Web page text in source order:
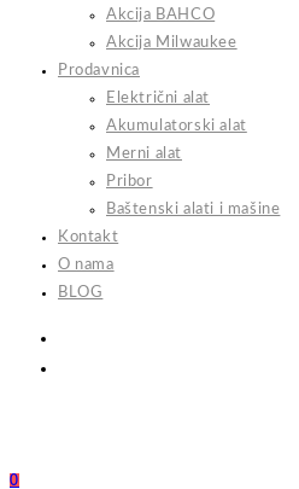
Akcija BAHCO
Akcija Milwaukee
Prodavnica
Električni alat
Akumulatorski alat
Merni alat
Pribor
Baštenski alati i mašine
Kontakt
O nama
BLOG
0